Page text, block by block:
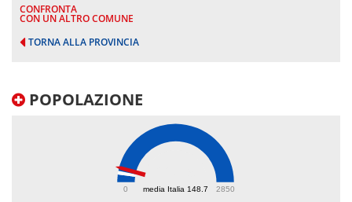
CONFRONTA
CON UN ALTRO COMUNE
TORNA ALLA PROVINCIA
POPOLAZIONE
media Italia 148.7
0 2850